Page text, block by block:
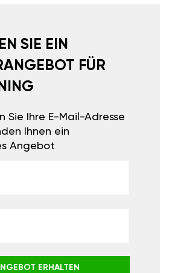
SIE EIN
FÜR
Sie Ihre E-Mail-Adresse
Ihnen ein
Angebot
ERHALTEN